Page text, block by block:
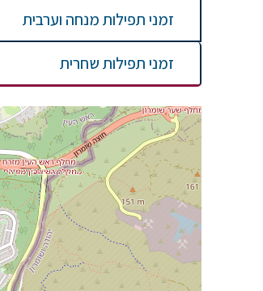
זמני תפילות מנחה וערבית
זמני תפילות שחרית